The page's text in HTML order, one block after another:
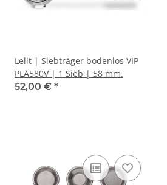
Lelit | Siebträger bodenlos VIP
PLA580V | 1 Sieb | 58 mm.
52,00 € *